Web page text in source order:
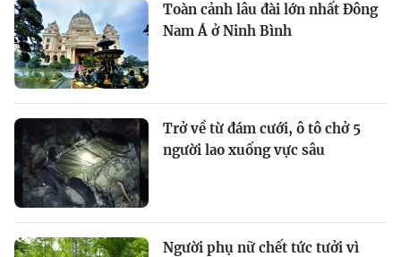
Toàn cảnh lâu đài lớn nhất Đông
Nam Á ở Ninh Bình
Trở về từ đám cưới, ô tô chở 5
người lao xuống vực sâu
Người phụ nữ chết tức tưởi vì